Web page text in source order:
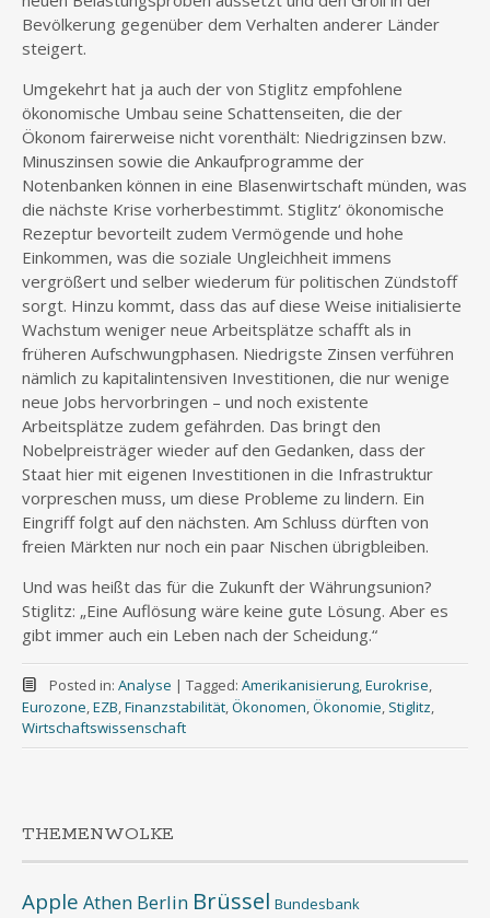
Bevölkerung gegenüber dem Verhalten anderer Länder
steigert.
Umgekehrt hat ja auch der von Stiglitz empfohlene
ökonomische Umbau seine Schattenseiten, die der
Ökonom fairerweise nicht vorenthält: Niedrigzinsen bzw.
Minuszinsen sowie die Ankaufprogramme der
Notenbanken können in eine Blasenwirtschaft münden, was
die nächste Krise vorherbestimmt. Stiglitz‘ ökonomische
Rezeptur bevorteilt zudem Vermögende und hohe
Einkommen, was die soziale Ungleichheit immens
vergrößert und selber wiederum für politischen Zündstoff
sorgt. Hinzu kommt, dass das auf diese Weise initialisierte
Wachstum weniger neue Arbeitsplätze schafft als in
früheren Aufschwungphasen. Niedrigste Zinsen verführen
nämlich zu kapitalintensiven Investitionen, die nur wenige
neue Jobs hervorbringen – und noch existente
Arbeitsplätze zudem gefährden. Das bringt den
Nobelpreisträger wieder auf den Gedanken, dass der
Staat hier mit eigenen Investitionen in die Infrastruktur
vorpreschen muss, um diese Probleme zu lindern. Ein
Eingriff folgt auf den nächsten. Am Schluss dürften von
freien Märkten nur noch ein paar Nischen übrigbleiben.
Und was heißt das für die Zukunft der Währungsunion?
Stiglitz: „Eine Auflösung wäre keine gute Lösung. Aber es
gibt immer auch ein Leben nach der Scheidung.“
Posted in: Analyse | Tagged: Amerikanisierung,Eurokrise,
Eurozone,EZB,Finanzstabilität,Ökonomen,Ökonomie, Stiglitz,
Wirtschaftswissenschaft
THEMENWOLKE
Apple Athen Berlin Brüssel Bundesbank